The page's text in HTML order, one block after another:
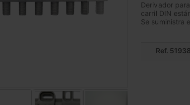
Derivador
carril DIN
Se suministra
Ref.